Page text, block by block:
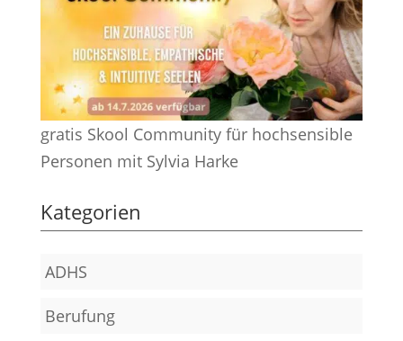
gratis Skool Community für hochsensible
Personen mit Sylvia Harke
Kategorien
ADHS
Berufung